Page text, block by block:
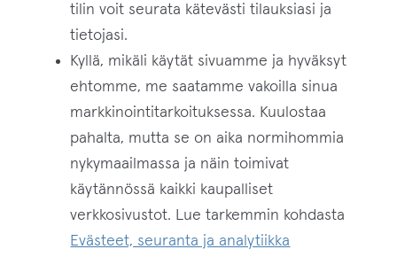
tilin voit seurata kätevästi tilauksiasi ja
tietojasi.
Kyllä, mikäli käytät sivuamme ja hyväksyt
ehtomme, me saatamme vakoilla sinua
markkinointitarkoituksessa. Kuulostaa
pahalta, mutta se on aika normihommia
nykymaailmassa ja näin toimivat
käytännössä kaikki kaupalliset
verkkosivustot. Lue tarkemmin kohdasta
Evästeet, seuranta ja analytiikka